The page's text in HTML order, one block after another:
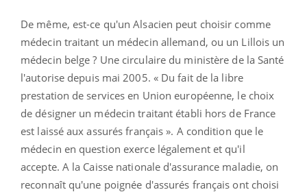
De même, est-ce qu'un Alsacien peut choisir comme
médecin traitant un médecin allemand, ou un Lillois un
médecin belge ? Une circulaire du ministère de la Santé
l'autorise depuis mai 2005. « Du fait de la libre
prestation de services en Union européenne, le choix
de désigner un médecin traitant établi hors de France
est laissé aux assurés français ». A condition que le
médecin en question exerce légalement et qu'il
accepte. A la Caisse nationale d'assurance maladie, on
reconnaît qu'une poignée d'assurés français ont choisi